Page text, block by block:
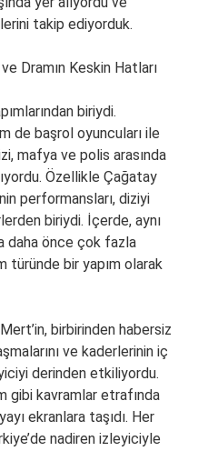
takip ediyorduk.
Dramın Keskin Hatları
biriydi.
de başrol oyuncuları ile
mafya ve polis arasında
Özellikle Çağatay
performansları, diziyi
biriydi. İçerde, aynı
daha önce çok fazla
türünde bir yapım olarak
birbirinden habersiz
ve kaderlerinin iç
derinden etkiliyordu.
gibi kavramlar etrafında
ekranlara taşıdı. Her
nadiren izleyiciyle